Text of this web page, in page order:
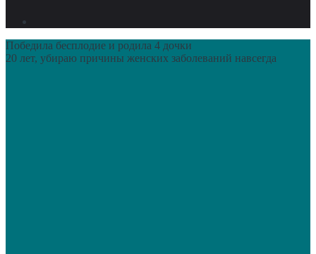
Победила бесплодие и родила 4 дочки
20 лет, убираю причины женских заболеваний навсегда